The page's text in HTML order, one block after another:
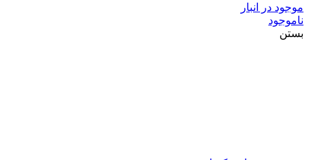
موجود در انبار
ناموجود
بستن